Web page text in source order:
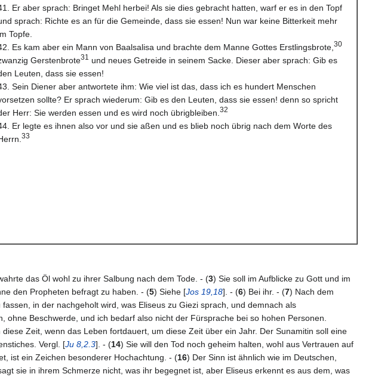
Er aber sprach: Bringet Mehl herbei! Als sie dies gebracht hatten, warf er es in den Topf
sprach: Richte es an für die Gemeinde, dass sie essen! Nun war keine Bitterkeit mehr
Topfe.
Es kam aber ein Mann von Baalsalisa und brachte dem Manne Gottes Erstlingsbrote, 30
Gerstenbrote31
und neues Getreide in seinem Sacke. Dieser aber sprach: Gib es
Leuten, dass sie essen!
Sein Diener aber antwortete ihm: Wie viel ist das, dass ich es hundert Menschen
sollte? Er sprach wiederum: Gib es den Leuten, dass sie essen! denn so spricht
Herr: Sie werden essen und es wird noch übrigbleiben. 32
Er legte es ihnen also vor und sie aßen und es blieb noch übrig nach dem Worte des
33
das Öl wohl zu ihrer Salbung nach dem Tode. - (3) Sie soll im Aufblicke zu Gott und im
den Propheten befragt zu haben. - (5) Siehe [Jos 19,18]. - (6) Bei ihr. - (7) Nach dem
in der nachgeholt wird, was Eliseus zu Giezi sprach, und demnach als
ohne Beschwerde, und ich bedarf also nicht der Fürsprache bei so hohen Personen.
diese Zeit, wenn das Leben fortdauert, um diese Zeit über ein Jahr. Der Sunamitin soll eine
Vergl. [Ju 8,2.3]. - (14) Sie will den Tod noch geheim halten, wohl aus Vertrauen auf
ist ein Zeichen besonderer Hochachtung. - (16) Der Sinn ist ähnlich wie im Deutschen,
sie in ihrem Schmerze nicht, was ihr begegnet ist, aber Eliseus erkennt es aus dem, was